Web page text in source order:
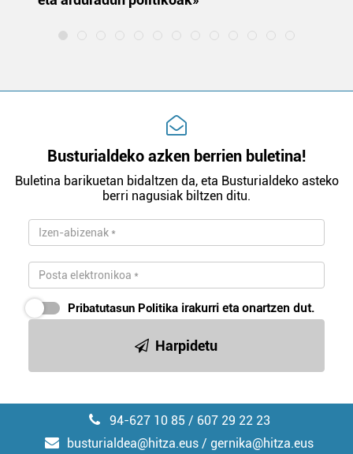
Busturialdeko azken berrien buletina!
Buletina barikuetan bidaltzen da, eta Busturialdeko asteko
berri nagusiak biltzen ditu.
Pribatutasun Politika irakurri eta onartzen dut.
Harpidetu
94-627 10 85 / 607 29 22 23
busturialdea@hitza.eus / gernika@hitza.eus